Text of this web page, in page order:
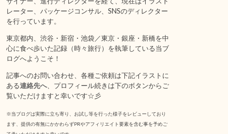
レーター、パッケージコンサル、SNSのディレクター
を行っています。
東京都内、渋谷・新宿・池袋／東京・銀座・新橋を中
心に食べ歩いた記録（時々旅行）を執筆している当ブ
ログへようこそ！
記事へのお問い合わせ、各種ご依頼は下記イラストに
ある連絡先へ、プロフィール続きは下のボタンからご
覧いただけますと幸いです☆彡
※当ブログは実際に立ち寄り、お試し等を行った様子をレビューしており
ます、提供の有無にかかわらずPRやアフィリエイト要素を含む事を予めご